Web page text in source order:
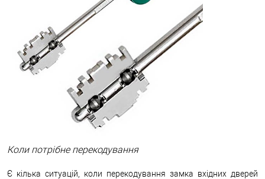
Коли потрібне перекодування
Є кілька ситуацій, коли перекодування замка вхідних дверей